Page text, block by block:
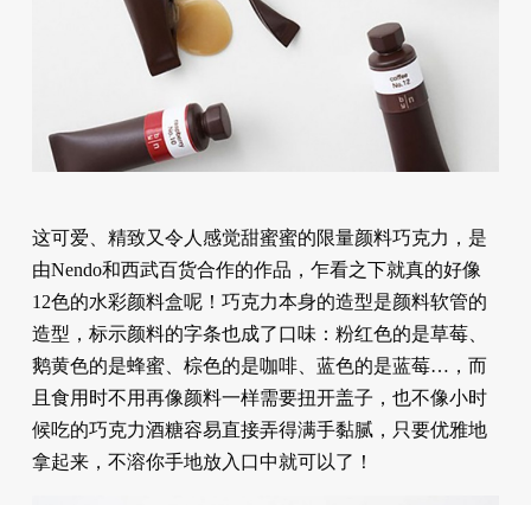
这可爱、精致又令人感觉甜蜜蜜的限量颜料巧克力，是
由Nendo和西武百货合作的作品，乍看之下就真的好像
12色的水彩颜料盒呢！巧克力本身的造型是颜料软管的
造型，标示颜料的字条也成了口味：粉红色的是草莓、
鹅黄色的是蜂蜜、棕色的是咖啡、蓝色的是蓝莓…，而
且食用时不用再像颜料一样需要扭开盖子，也不像小时
候吃的巧克力酒糖容易直接弄得满手黏腻，只要优雅地
拿起来，不溶你手地放入口中就可以了！